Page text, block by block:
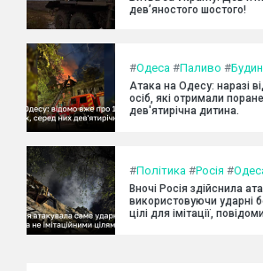
дев’яностого шостого!
#Одеса #Паливо #
Атака на Одесу: наразі
осіб, які отримали
дев'ятирічна дитина.
#Політика #Росія #
Вночі Росія здійснила
використовуючи ударні
цілі для імітації,